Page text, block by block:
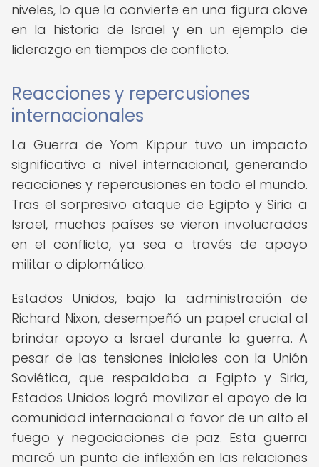
niveles, lo que la convierte en una figura clave
en la historia de Israel y en un ejemplo de
liderazgo en tiempos de conflicto.
Reacciones y repercusiones
internacionales
La Guerra de Yom Kippur tuvo un impacto
significativo a nivel internacional, generando
reacciones y repercusiones en todo el mundo.
Tras el sorpresivo ataque de Egipto y Siria a
Israel, muchos países se vieron involucrados
en el conflicto, ya sea a través de apoyo
militar o diplomático.
Estados Unidos, bajo la administración de
Richard Nixon, desempeñó un papel crucial al
brindar apoyo a Israel durante la guerra. A
pesar de las tensiones iniciales con la Unión
Soviética, que respaldaba a Egipto y Siria,
Estados Unidos logró movilizar el apoyo de la
comunidad internacional a favor de un alto el
fuego y negociaciones de paz. Esta guerra
marcó un punto de inflexión en las relaciones